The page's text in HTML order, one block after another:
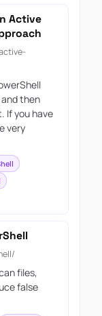
Active
then
If you have
very
files,
false